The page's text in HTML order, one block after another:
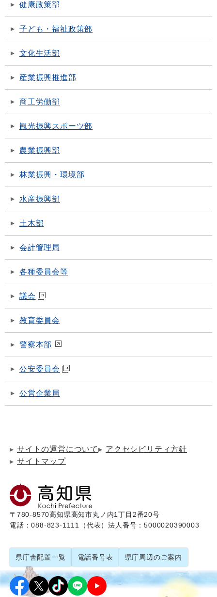
健康政策部
子ども・福祉政策部
文化生活部
産業振興推進部
商工労働部
観光振興スポーツ部
農業振興部
林業振興・環境部
水産振興部
土木部
会計管理局
各種委員会等
議会
教育委員会
警察本部
公安委員会
公営企業局
サイトの運営について
アクセシビリティ方針
サイトマップ
〒780-8570高知県高知市丸ノ内1丁目2番20号
電話：088-823-1111（代表）法人番号：5000020390003
県庁舎配置一覧 電話番号表 県庁周辺のご案内